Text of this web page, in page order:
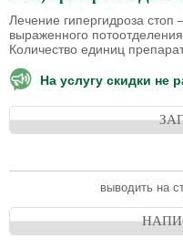
Лечение гипергидроза
выраженного
Количество единиц
На услугу скидки не
выводить на